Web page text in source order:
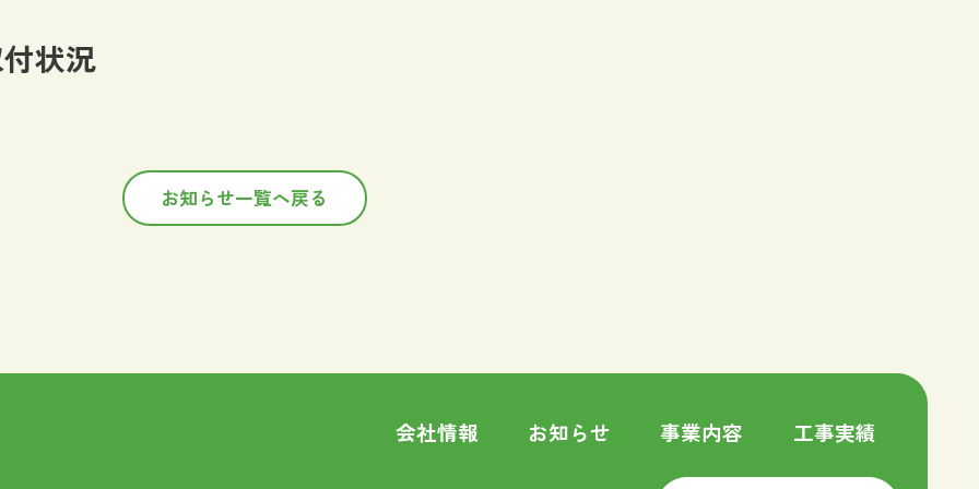
状況
お知らせ一覧へ戻る
会社情報 お知らせ 事業内容 工事実績